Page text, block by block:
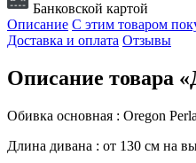
Банковской картой
Описание С этим товаром
Доставка и оплата Отзывы
Описание товара
Обивка основная : Oregon
Длина дивана : от 130 см на